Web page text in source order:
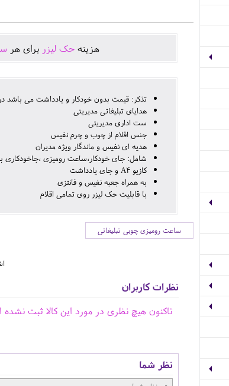
هزينه حک لیزر برای هر
تذکر: قیمت بدون خودکار و یادداشت می باشد
هدایای تبلیغاتی مدیریتی
ست اداری مدیریتی
جنس اقلام از چوب و چرم نفیس
هدیه ای نفیس و ماندگار ویژه مدیران
شامل: جای خودکار،ساعت رومیزی ،جاخودکاری
کازیو A4 و جای یادداشت
به همراه جعبه نفیس و فانتزی
با قابلیت حک لیزر روی تمامی اقلام
ساعت رومیزی چوبی تبلیغاتی
نظرات کاربران
تاکنون هیچ نظری در مورد این کالا ثبت
نظر شما